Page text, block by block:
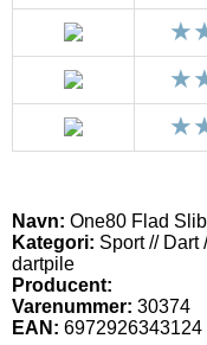
Navn: One80 Flad
Kategori: Sport // Dart
dartpile
Producent:
Varenummer: 30374
EAN: 6972926343124